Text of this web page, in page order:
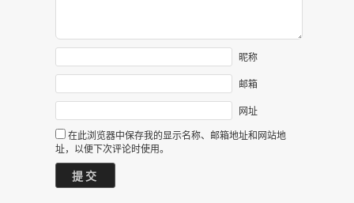
昵称
邮箱
网址
在此浏览器中保存我的显示名称、邮箱地址和网站地
址，以便下次评论时使用。